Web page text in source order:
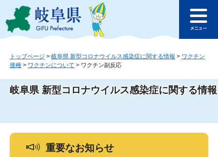
ジ
ュ
このページの本文へ
ュ
トップページ > 岐阜県 新型コロナウイルス感染症に関する情報 > ワクチン
接種 > ワクチンについて > ワクチン副反応
岐阜県 新型コロナウイルス感染症に関する情報
重要なお知らせ